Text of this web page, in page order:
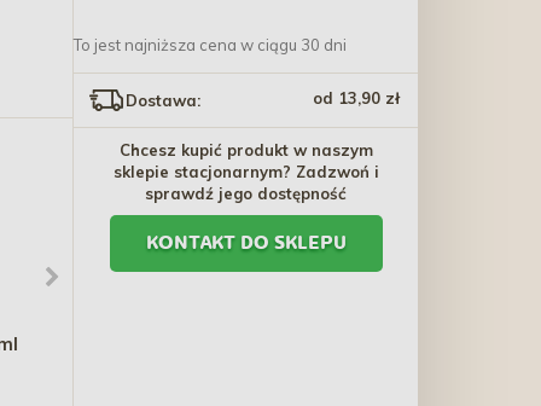
To jest najniższa cena w ciągu 30 dni
Dostawa: od 13,90 zł
Chcesz kupić produkt w naszym
sklepie stacjonarnym? Zadzwoń i
sprawdź jego dostępność
KONTAKT DO SKLEPU